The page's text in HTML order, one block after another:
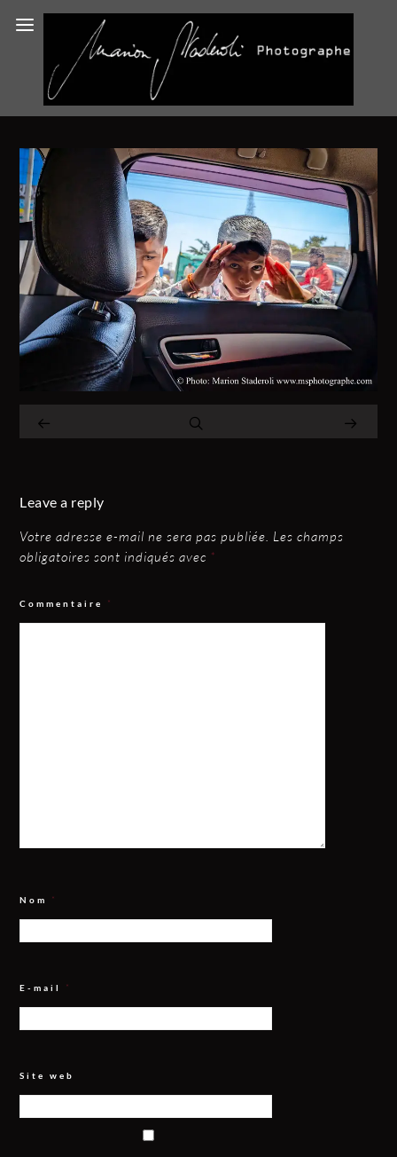
Leave a reply
Votre adresse e-mail ne sera pas publiée. Les champs
obligatoires sont indiqués avec *
Commentaire *
Nom *
E-mail *
Site web